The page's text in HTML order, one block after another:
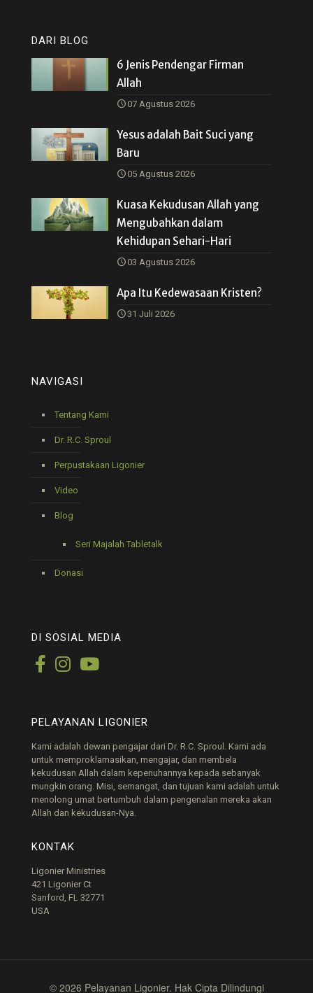
DARI BLOG
6 Jenis Pendengar Firman
Allah
07 Agustus 2026
Yesus adalah Bait Suci yang
Baru
05 Agustus 2026
Kuasa Kekudusan Allah yang
Mengubahkan dalam
Kehidupan Sehari-Hari
03 Agustus 2026
Apa Itu Kedewasaan Kristen?
31 Juli 2026
NAVIGASI
Tentang Kami
Dr. R.C. Sproul
Perpustakaan Ligonier
Video
Blog
Seri Majalah Tabletalk
Donasi
DI SOSIAL MEDIA
PELAYANAN LIGONIER
Kami adalah dewan pengajar dari Dr. R.C. Sproul. Kami ada
untuk memproklamasikan, mengajar, dan membela
kekudusan Allah dalam kepenuhannya kepada sebanyak
mungkin orang. Misi, semangat, dan tujuan kami adalah untuk
menolong umat bertumbuh dalam pengenalan mereka akan
Allah dan kekudusan-Nya.
KONTAK
Ligonier Ministries
421 Ligonier Ct
Sanford, FL 32771
USA
© 2026 Pelayanan Ligonier. Hak Cipta Dilindungi